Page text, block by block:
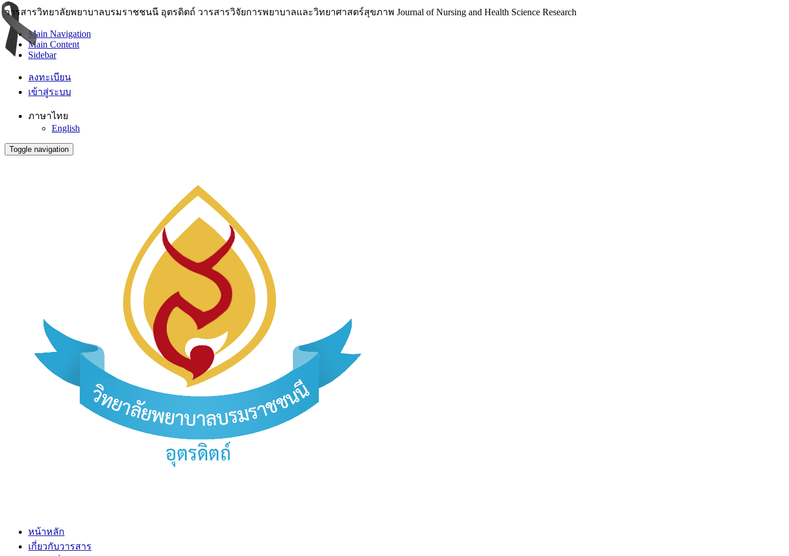
วารสารวิทยาลัยพยาบาลบรมราชชนนี อุตรดิตถ์ วารสารวิจัยการพยาบาลและวิทยาศาสตร์สุขภาพ Journal of Nursing and Health Science Research
Main Navigation
Main Content
Sidebar
ลงทะเบียน
เข้าสู่ระบบ
ภาษาไทย
English
Toggle navigation
หน้าหลัก
เกี่ยวกับวารสาร